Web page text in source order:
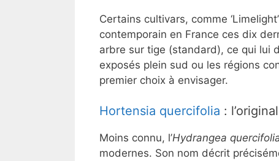
Certains cultivars, comme
contemporain en France ces dix
arbre sur tige (standard), ce qui lui
exposés plein sud ou les régions
premier choix à envisager.
Hortensia quercifolia :
Moins connu, l’Hydrangea
modernes. Son nom décrit